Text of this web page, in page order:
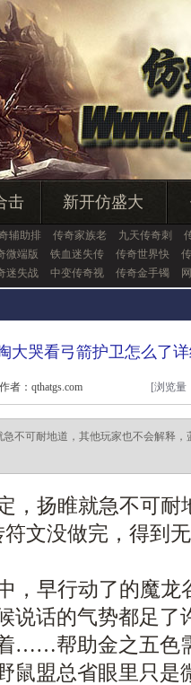
击 新开仿盛大
辅助排 传奇家族老 九天传奇刺
微端版 铁血迷失传 传奇世界快
迷失战 中变传奇视 传奇金手镯
大哭看弓箭护卫怎么了
者：qthatgs.com [浏览量
不可耐地道，其他玩家也不会解释
，扬睢就急不可耐
文没做完，得到
，早行动了的魔龙
说话的气势都足了
……帮助金之五色
鼠盟总省眼里只是